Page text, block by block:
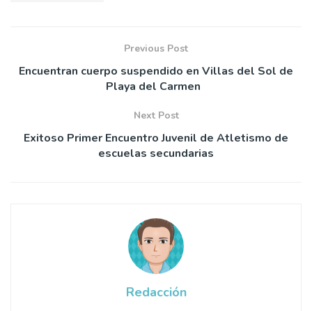
Previous Post
Encuentran cuerpo suspendido en Villas del Sol de
Playa del Carmen
Next Post
Exitoso Primer Encuentro Juvenil de Atletismo de
escuelas secundarias
Redacción